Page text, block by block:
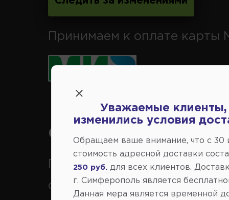
Принимаем к оплате карты
Справочный центр:
Продажа запчастей на
отечественные авто
Уважаемые клиенты,
изменились условия
Обращаем ваше внимание, что c 30
стоимость адресной доставки
250 руб.
для всех клиентов.
г. Симферополь является
Данная мера является временной